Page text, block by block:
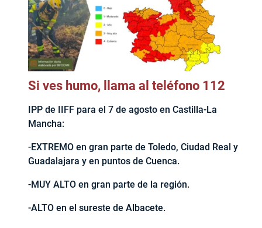
Si ves humo, llama al teléfono 112
IPP de IIFF para el 7 de agosto en Castilla-La
Mancha:
-EXTREMO en gran parte de Toledo, Ciudad Real y
Guadalajara y en puntos de Cuenca.
-MUY ALTO en gran parte de la región.
-ALTO en el sureste de Albacete.